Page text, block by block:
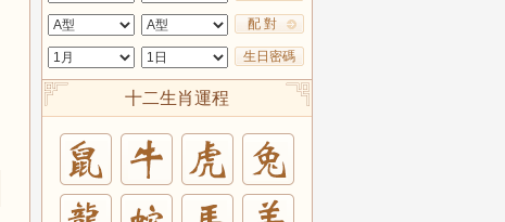
配 對
生日密碼
十二生肖運程